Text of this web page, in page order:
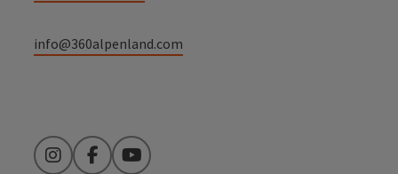
info@360alpenland.com
InstagramFacebookYouTube